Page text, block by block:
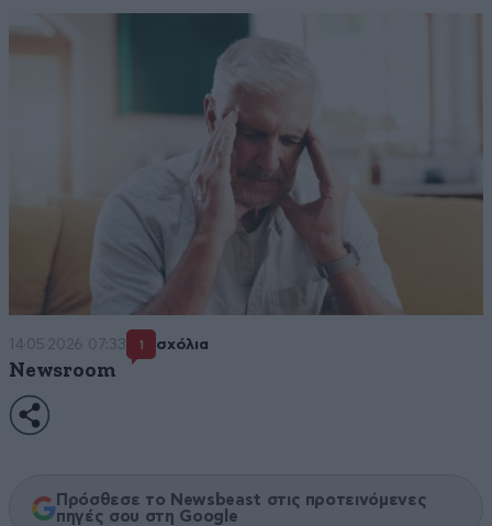
14·05·2026 07:33 1 σχόλια
Newsroom
Πρόσθεσε το Newsbeast στις προτεινόμενες
πηγές σου στη Google